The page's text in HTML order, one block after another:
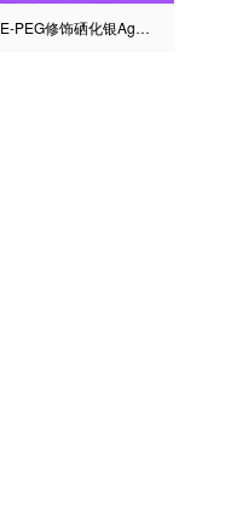
DSPE-PEG修饰硒化银Ag2Se量子点-齐岳生物定制服务